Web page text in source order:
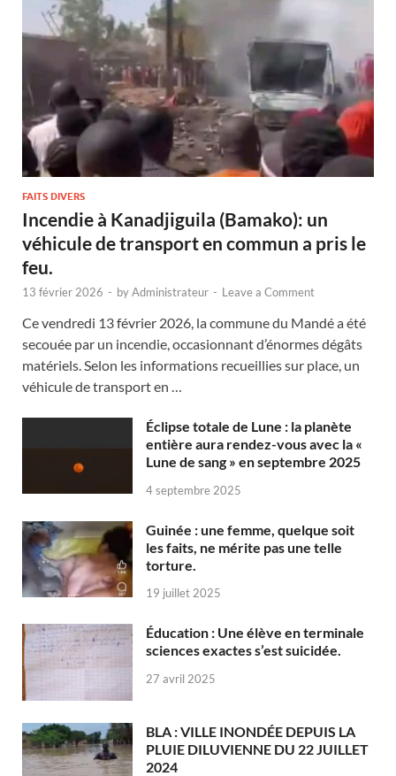
FAITS DIVERS
Incendie à Kanadjiguila (Bamako): un
véhicule de transport en commun a pris le
feu.
13 février 2026 - byAdministrateur - Leave a Comment
Ce vendredi 13 février 2026, la commune du Mandé a été
secouée par un incendie, occasionnant d’énormes dégâts
matériels. Selon les informations recueillies sur place, un
véhicule de transport en …
Éclipse totale de Lune : la planète
entière aura rendez-vous avec la «
Lune de sang » en septembre 2025
4 septembre 2025
Guinée : une femme, quelque soit
les faits, ne mérite pas une telle
torture.
19 juillet 2025
Éducation : Une élève en terminale
sciences exactes s’est suicidée.
27 avril 2025
BLA : VILLE INONDÉE DEPUIS LA
PLUIE DILUVIENNE DU 22 JUILLET
2024